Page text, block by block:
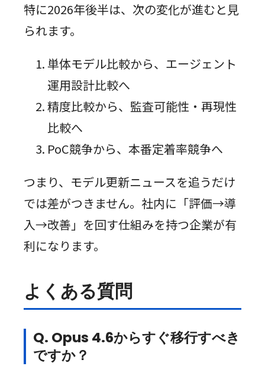
特に2026年後半は、次の変化が進むと見
られます。
単体モデル比較から、エージェント
運用設計比較へ
精度比較から、監査可能性・再現性
比較へ
PoC競争から、本番定着率競争へ
つまり、モデル更新ニュースを追うだけ
では差がつきません。社内に「評価→導
入→改善」を回す仕組みを持つ企業が有
利になります。
よくある質問
Q. Opus 4.6からすぐ移行すべき
ですか？